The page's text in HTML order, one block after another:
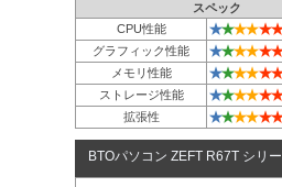
スペック
CPU性能
★★★★★★
グラフィック性能 ★★★★★★
メモリ性能 ★★★★★★
ストレージ性能 ★★★★★★
拡張性 ★★★★★★
BTOパソコン ZEFT R67T シリ